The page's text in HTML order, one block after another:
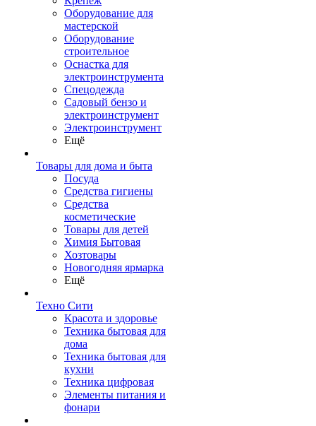
Оборудование для
мастерской
Оборудование
строительное
Оснастка для
электроинструмента
Спецодежда
Садовый бензо и
электроинструмент
Электроинструмент
Ещё
Товары для дома и быта
Посуда
Средства гигиены
Средства
косметические
Товары для детей
Химия Бытовая
Хозтовары
Новогодняя ярмарка
Ещё
Техно Сити
Красота и здоровье
Техника бытовая для
дома
Техника бытовая для
кухни
Техника цифровая
Элементы питания и
фонари